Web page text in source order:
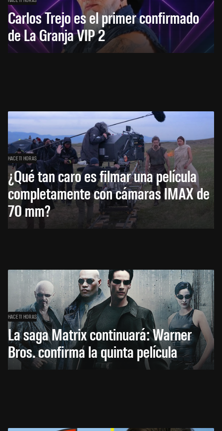
Carlos Trejo es el primer confirmado
de La Granja VIP 2
HACE 11 HORAS
¿Qué tan caro es filmar una película
completamente con cámaras IMAX de
70 mm?
HACE 11 HORAS
La saga Matrix continuará: Warner
Bros. confirma la quinta película